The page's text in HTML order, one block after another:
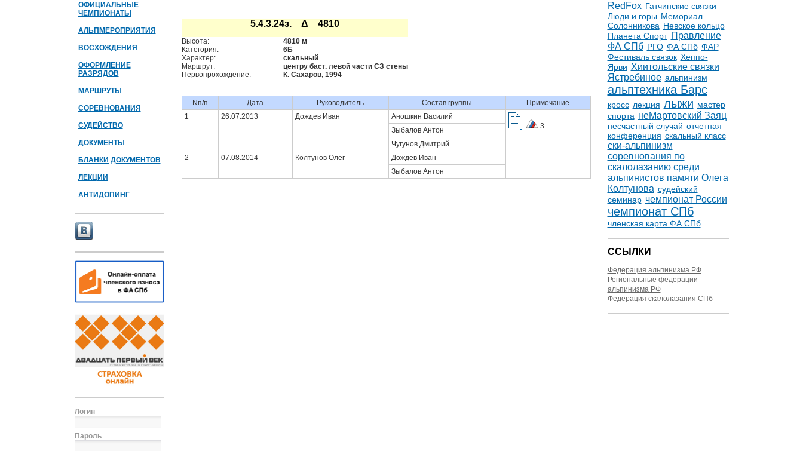
ОФИЦИАЛЬНЫЕ
ЧЕМПИОНАТЫ
АЛЬПМЕРОПРИЯТИЯ
ВОСХОЖДЕНИЯ
ОФОРМЛЕНИЕ
РАЗРЯДОВ
МАРШРУТЫ
СОРЕВНОВАНИЯ
СУДЕЙСТВО
ДОКУМЕНТЫ
БЛАНКИ ДОКУМЕНТОВ
ЛЕКЦИИ
АНТИДОПИНГ
Логин
Пароль
RedFox Гатчинские связки
Люди и горы Мемориал
Солонникова Невское кольцо
Планета Спорт Правление
ФА СПб РГО ФА СПб ФАР
Фестиваль связок Хеппо-
Ярви Хиитольские связки
Ястребиное альпинизм
альптехника Барс
кросс лекция лыжи мастер
спорта неМартовский Заяц
несчастный случай отчетная
конференция скальный класс
ски-альпинизм
соревнования по
скалолазанию среди
альпинистов памяти Олега
Колтунова судейский
семинар чемпионат России
чемпионат СПб
членская карта ФА СПб
ССЫЛКИ
Федерация альпинизма РФ
Региональные федерации
альпинизма РФ
Федерация скалолазания СПб
5.4.3.24з. Δ 4810
Высота:
4810 м
Категория:
6Б
Характер:
скальный
Маршрут:
центру баст. левой части СЗ стены
Первопрохождение:
К. Сахаров, 1994
Nп/п Дата Руководитель Состав группы
Примечание
1
26.07.2013 Дождев Иван
Аношкин Василий
3
Зыбалов Антон
Чугунов Дмитрий
2
07.08.2014 Колтунов Олег
Дождев Иван
Зыбалов Антон